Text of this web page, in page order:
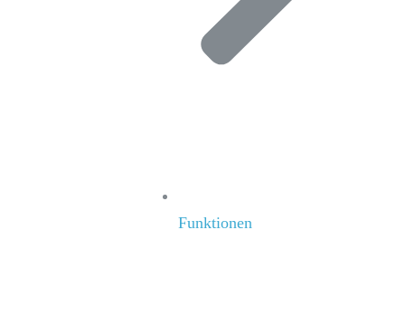
Funktionen